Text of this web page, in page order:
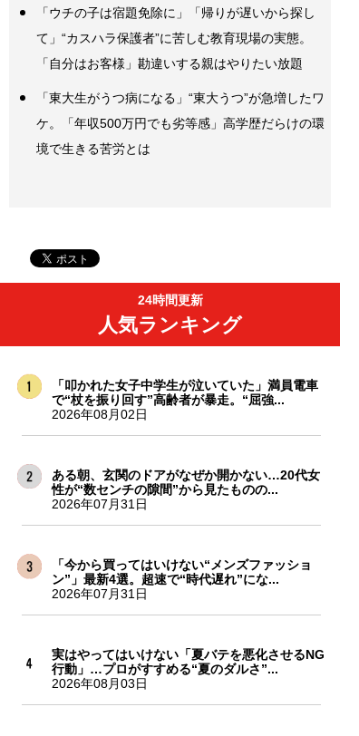
「ウチの子は宿題免除に」「帰りが遅いから探し
て」“カスハラ保護者”に苦しむ教育現場の実態。
「自分はお客様」勘違いする親はやりたい放題
「東大生がうつ病になる」“東大うつ”が急増したワ
ケ。「年収500万円でも劣等感」高学歴だらけの環
境で生きる苦労とは
24時間更新
人気ランキング
「叩かれた女子中学生が泣いていた」満員電車
で“杖を振り回す”高齢者が暴走。“屈強...
2026年08月02日
ある朝、玄関のドアがなぜか開かない…20代女
性が“数センチの隙間”から見たものの...
2026年07月31日
「今から買ってはいけない“メンズファッショ
ン”」最新4選。超速で“時代遅れ”にな...
2026年07月31日
実はやってはいけない「夏バテを悪化させるNG
行動」…プロがすすめる“夏のダルさ”...
2026年08月03日